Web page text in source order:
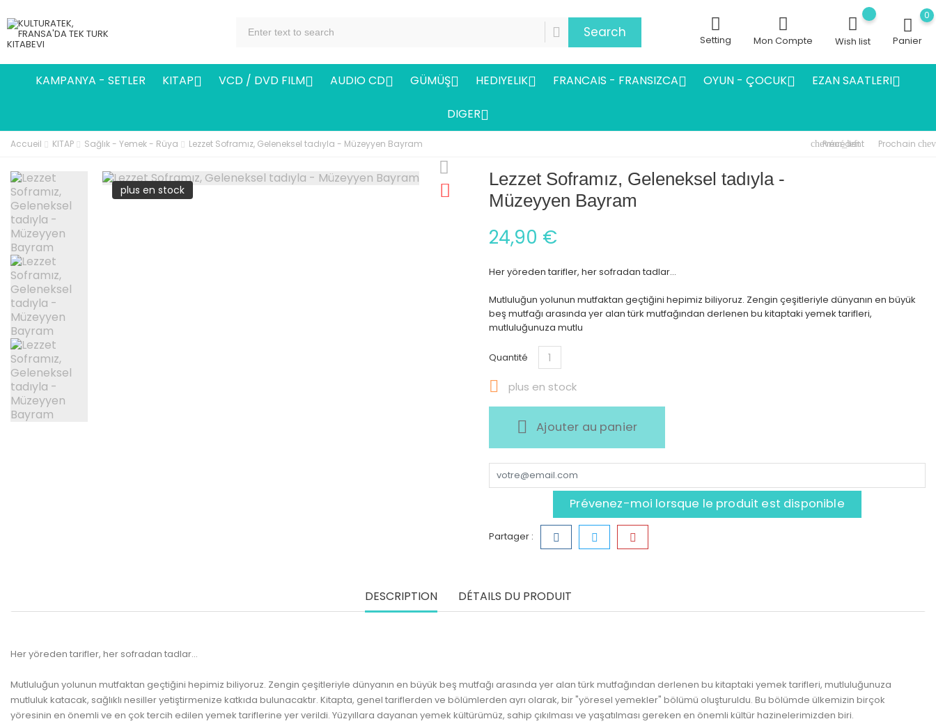
Search Setting Mon Compte Wish list
0
Panier
KAMPANYA - SETLER KITAP VCD / DVD FILM AUDIO CD GÜMÜŞ HEDIYELIK FRANCAIS - FRANSIZCA OYUN - ÇOCUK EZAN SAATLERI
DIGER
Accueil KITAP Sağlık - Yemek - Rüya Lezzet Soframız, Geleneksel tadıyla - Müzeyyen Bayram chevron_left
Précédent Prochain
plus en stock
Lezzet Soframız, Geleneksel tadıyla -
Müzeyyen Bayram
24,90 €
Her yöreden tarifler, her sofradan tadlar...
Mutluluğun yolunun mutfaktan geçtiğini hepimiz biliyoruz. Zengin çeşitleriyle dünyanın en büyük
beş mutfağı arasında yer alan türk mutfağından derlenen bu kitaptaki yemek tarifleri,
mutluluğunuza mutlu
Quantité
 plus en stock
Ajouter au panier
Prévenez-moi lorsque le produit est disponible
Partager :
DESCRIPTION DÉTAILS DU PRODUIT
Her yöreden tarifler, her sofradan tadlar...
Mutluluğun yolunun mutfaktan geçtiğini hepimiz biliyoruz. Zengin çeşitleriyle dünyanın en büyük beş mutfağı arasında yer alan türk mutfağından derlenen bu kitaptaki yemek tarifleri, mutluluğunuza
mutluluk katacak, sağlıklı nesiller yetiştirmenize katkıda bulunacaktır. Kitapta, genel tariflerden ve bölümlerden ayrı olarak, bir "yöresel yemekler" bölümü oluşturuldu. Bu bölümde ülkemizin birçok
yöresinin en önemli ve en çok tercih edilen yemek tariflerine yer verildi. Yüzyıllara dayanan yemek kültürümüz, sahip çıkılması ve yaşatılması gereken en önemli kültür hazinelerimizden biri.